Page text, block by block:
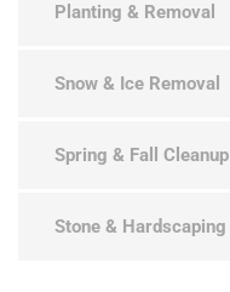
Planting & Removal
Snow & Ice Removal
Spring & Fall Cleanup
Stone & Hardscaping